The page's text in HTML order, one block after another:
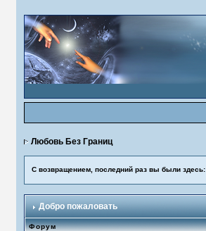
Любовь Без Границ
С возвращением, последний раз вы были здесь:
Добро пожаловать
Форум